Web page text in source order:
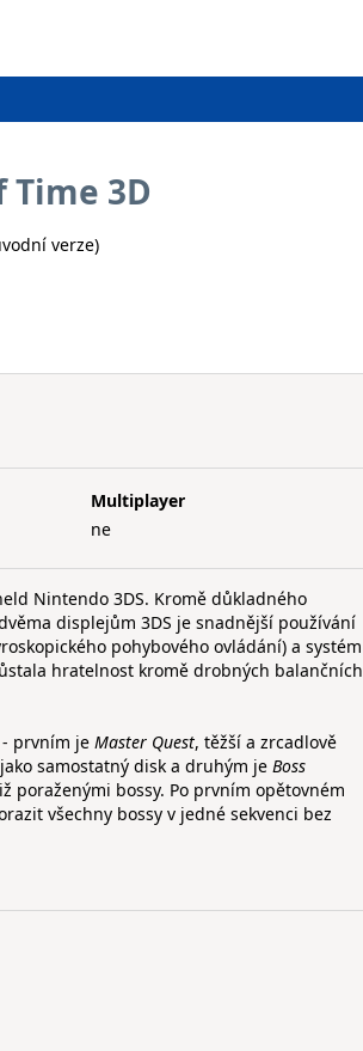
Time 3D
verze)
Multiplayer
ne
Nintendo 3DS. Kromě důkladného
displejům 3DS je snadnější používání
pohybového ovládání) a systém
hratelnost kromě drobných balančních
prvním je Master Quest, těžší a zrcadlově
samostatný disk a druhým je Boss
poraženými bossy. Po prvním opětovném
všechny bossy v jedné sekvenci bez